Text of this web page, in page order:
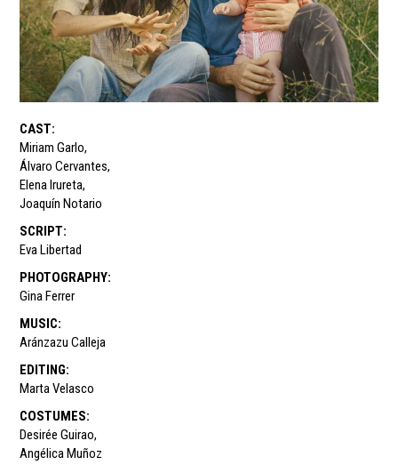
CAST:
Miriam Garlo,
Álvaro Cervantes,
Elena Irureta,
Joaquín Notario
SCRIPT:
Eva Libertad
PHOTOGRAPHY:
Gina Ferrer
MUSIC:
Aránzazu Calleja
EDITING:
Marta Velasco
COSTUMES:
Desirée Guirao,
Angélica Muñoz